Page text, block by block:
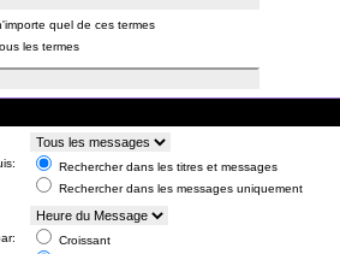
quel de ces termes
les termes
Rechercher dans les titres et messages
Rechercher dans les messages uniquement
Croissant